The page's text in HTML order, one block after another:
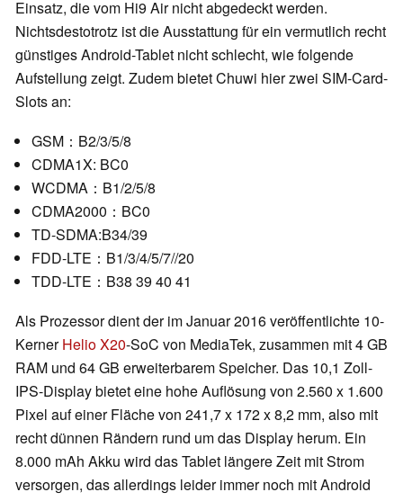
Einsatz, die vom Hi9 Air nicht abgedeckt werden.
Nichtsdestotrotz ist die Ausstattung für ein vermutlich recht
günstiges Android-Tablet nicht schlecht, wie folgende
Aufstellung zeigt. Zudem bietet Chuwi hier zwei SIM-Card-
Slots an:
GSM：B2/3/5/8
CDMA1X: BC0
WCDMA：B1/2/5/8
CDMA2000：BC0
TD-SDMA:B34/39
FDD-LTE：B1/3/4/5/7//20
TDD-LTE：B38 39 40 41
Als Prozessor dient der im Januar 2016 veröffentlichte 10-
KernerHelio X20-SoC von MediaTek, zusammen mit 4 GB
RAM und 64 GB erweiterbarem Speicher. Das 10,1 Zoll-
IPS-Display bietet eine hohe Auflösung von 2.560 x 1.600
Pixel auf einer Fläche von 241,7 x 172 x 8,2 mm, also mit
recht dünnen Rändern rund um das Display herum. Ein
8.000 mAh Akku wird das Tablet längere Zeit mit Strom
versorgen, das allerdings leider immer noch mit Android